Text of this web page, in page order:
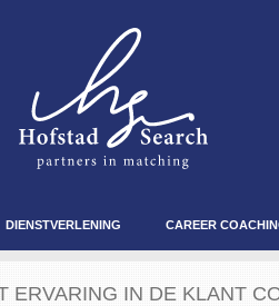
DIENSTVERLENING CAREER
ERVARING IN DE KLANT